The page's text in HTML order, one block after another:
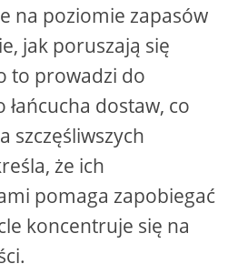
na poziomie zapasów
jak poruszają się
to prowadzi do
dostaw, co
szczęśliwszych
że ​​ich
pomaga zapobiegać
koncentruje się na